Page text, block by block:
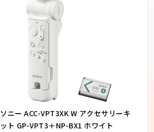
ソニー ACC-VPT3XK W アクセサリーキ
ット GP-VPT3＋NP-BX1 ホワイト